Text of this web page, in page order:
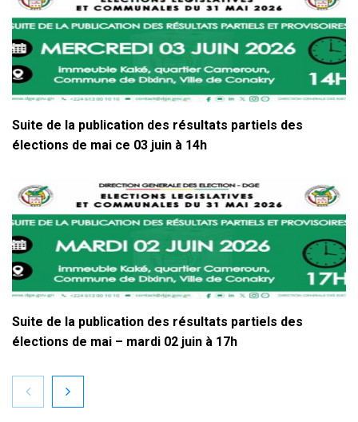
Suite de la publication des résultats partiels des
élections de mai ce 03 juin à 14h
Suite de la publication des résultats partiels des
élections de mai – mardi 02 juin à 17h